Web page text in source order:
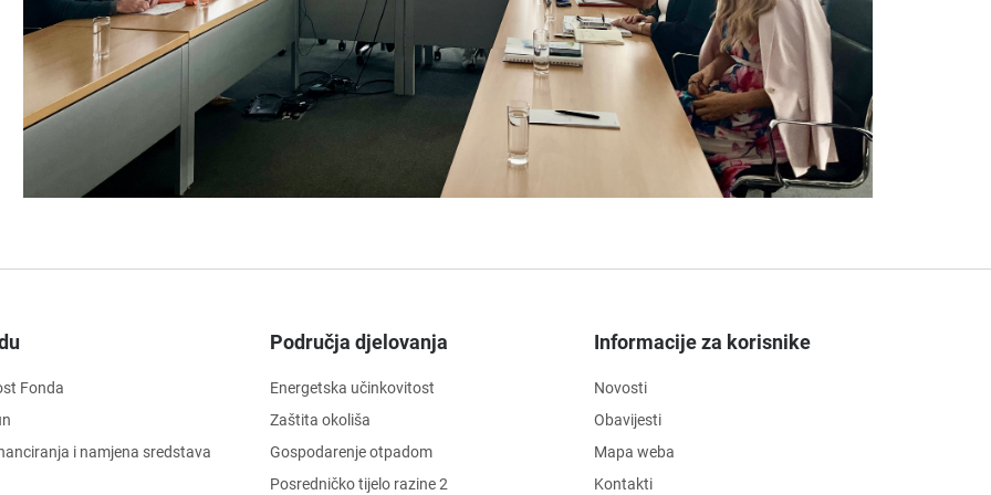
Fonda
i namjena sredstava
Područja djelovanja
Energetska učinkovitost
Zaštita okoliša
Gospodarenje otpadom
Posredničko tijelo razine 2
Informacije za korisnike
Novosti
Obavijesti
Mapa weba
Kontakti